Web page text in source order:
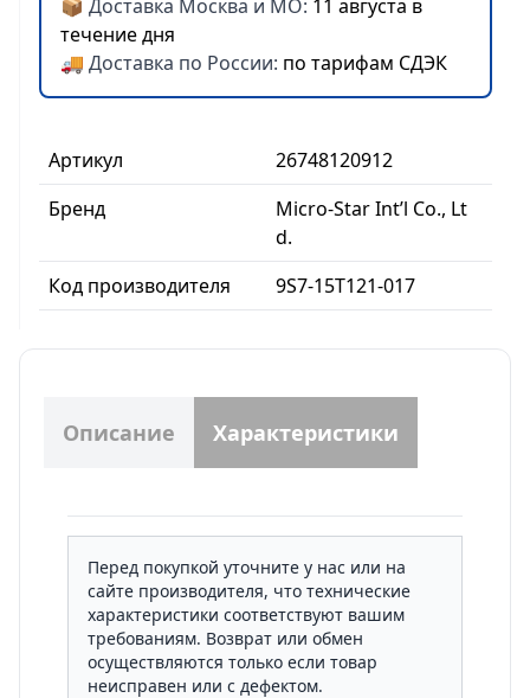
Артикул
26748120912
Бренд
Micro-Star Int’l Co., Lt
d.
Код производителя
9S7-15T121-017
📦 Доставка Москва и МО: 11 августа в
течение дня
🚚 Доставка по России: по тарифам СДЭК
Описание Характеристики
Перед покупкой уточните у нас или на
сайте производителя, что технические
характеристики соответствуют вашим
требованиям. Возврат или обмен
осуществляются только если товар
неисправен или с дефектом.